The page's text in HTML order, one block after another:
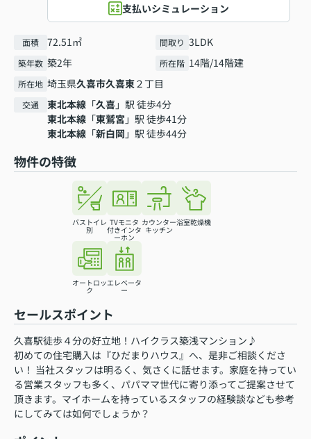
支払いシミュレーション
面積 72.51㎡ 間取り 3LDK
築年数 築2年 所在階 14階/14階建
所在地 埼玉県久喜市久喜東２丁目
交通 東北本線 「久喜」駅 徒歩4分
東北本線 「東鷲宮 」駅 徒歩41分
東北本線 「新白岡 」駅 徒歩44分
物件の特徴
バストイレ
別
TVモニタ
付きインタ
ーホン
カウンター
キッチン
浴室乾燥機
オートロッ
ク
エレベータ
ー
セールスポイント
久喜駅徒歩４分の好立地！ハイクラス築浅マンション♪
初めての住宅購入は『ひだまりハウス』へ、是非ご相談くださ
い！ 当社スタッフは明るく、気さくに話せます。家庭を持ってい
る営業スタッフも多く、パパママ世代に寄り添ってご提案させて
頂きます。マイホームを持っているスタッフの経験談なども参考
にしてみては如何でしょうか？